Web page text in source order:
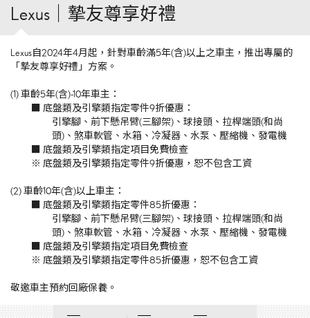
Lexus｜摯友尊享好禮
Lexus自2024年4月起，針對車齡滿5年(含)以上之車主，推出專屬的
「摯友尊享好禮」方案。
(1) 車齡5年(含)-10年車主：
■ 底盤類及引擎類指定零件9折優惠：
引擎腳、前下懸吊臂(三腳架)、球接頭、拉桿端頭(和尚
頭)、煞車軟管、水箱、冷凝器、水泵、壓縮機、發電機
■ 底盤類及引擎類指定項目免費檢查
※ 底盤類及引擎類指定零件9折優惠，恕不包含工資
(2) 車齡10年(含)以上車主：
■ 底盤類及引擎類指定零件85折優惠：
引擎腳、前下懸吊臂(三腳架)、球接頭、拉桿端頭(和尚
頭)、煞車軟管、水箱、冷凝器、水泵、壓縮機、發電機
■ 底盤類及引擎類指定項目免費檢查
※ 底盤類及引擎類指定零件85折優惠，恕不包含工資
敬邀車主預約回廠保養。